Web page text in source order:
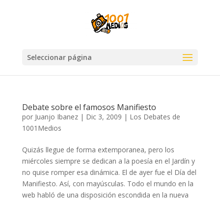
Seleccionar página
Debate sobre el famosos Manifiesto
por Juanjo Ibanez| Dic 3, 2009 | Los Debates de
1001Medios
Quizás llegue de forma extemporanea, pero los
miércoles siempre se dedican a la poesía en el Jardín y
no quise romper esa dinámica. El de ayer fue el Día del
Manifiesto. Así, con mayúsculas. Todo el mundo en la
web habló de una disposición escondida en la nueva